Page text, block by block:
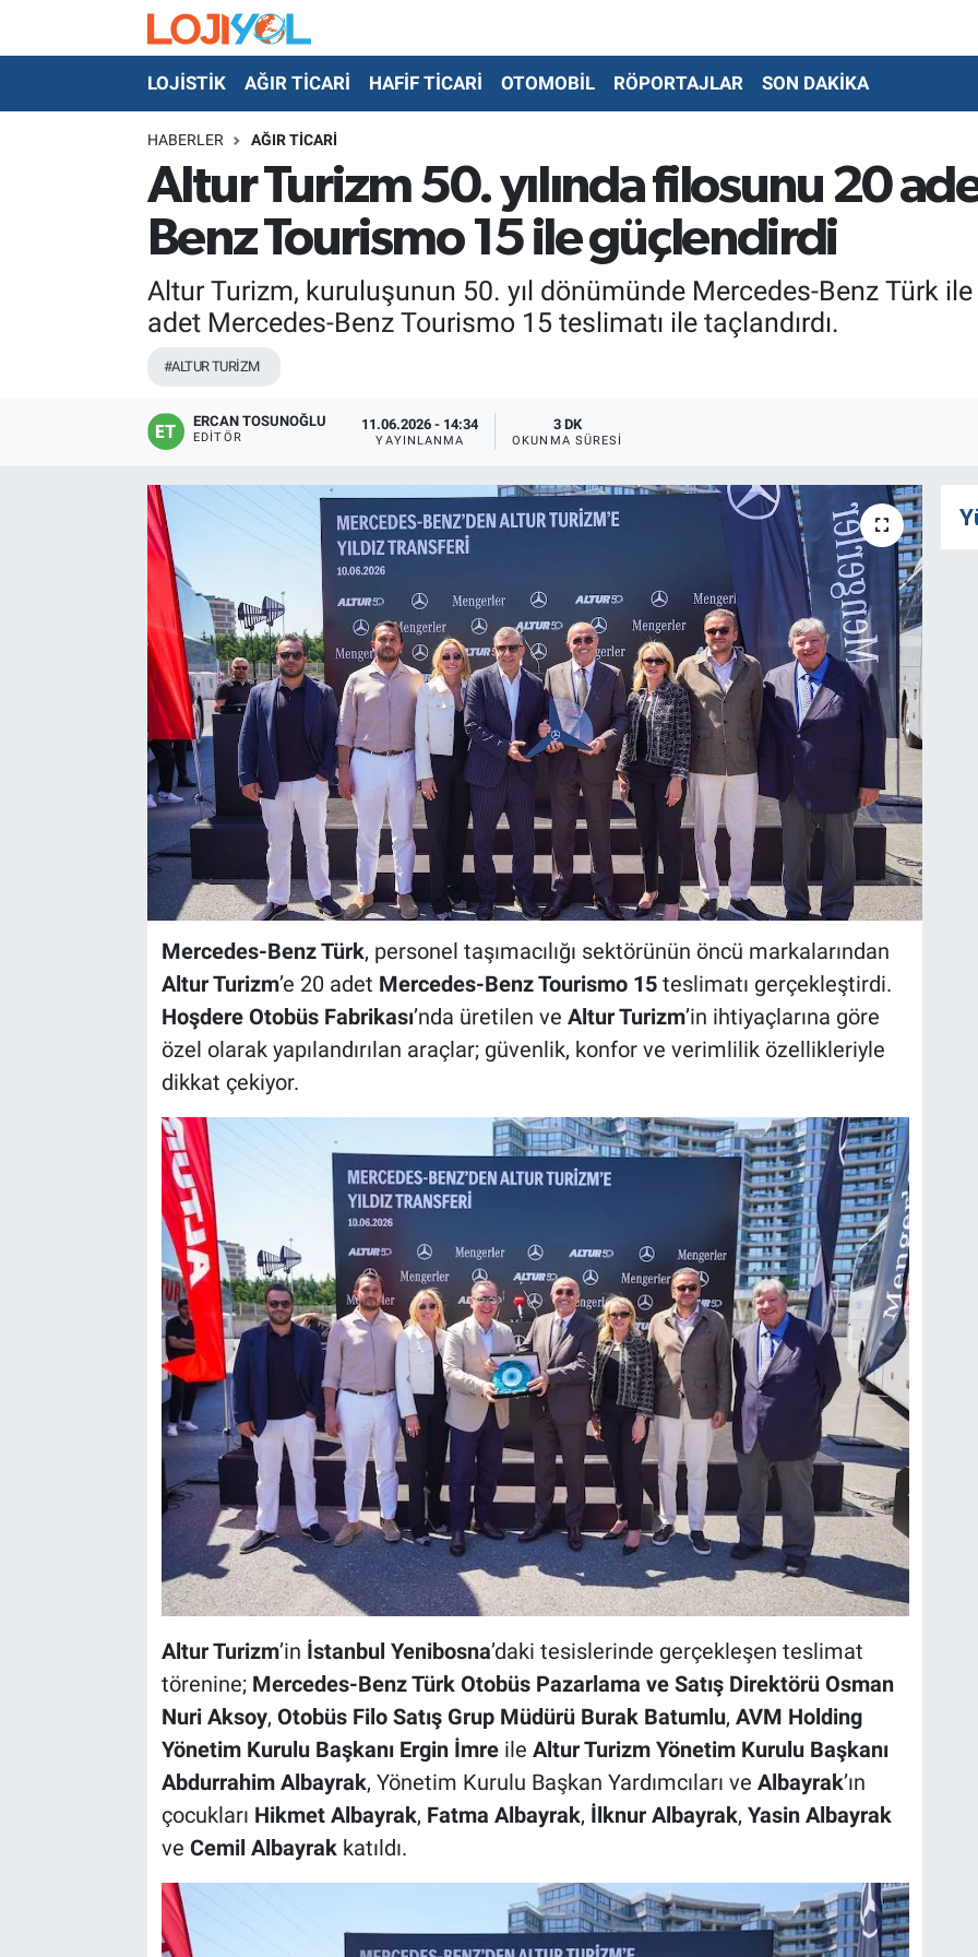
LOJİSTİK AĞIR TİCARİ HAFİF TİCARİ OTOMOBİL RÖPORTAJLAR SON DAKİKA
HABERLER AĞIR TİCARİ
Altur Turizm 50. yılında filosunu 20
Benz Tourismo 15 ile güçlendirdi
Altur Turizm, kuruluşunun 50. yıl dönümünde Mercedes-Benz Türk ile
adet Mercedes-Benz Tourismo 15 teslimatı ile taçlandırdı.
#ALTUR TURİZM
ERCAN TOSUNOĞLU
EDITÖR
11.06.2026 - 14:34
YAYINLANMA
3 DK
OKUNMA SÜRESI
Mercedes-Benz Türk, personel taşımacılığı sektörünün öncü markalarından
Altur Turizm’e 20 adet Mercedes-Benz Tourismo 15teslimatı gerçekleştirdi.
Hoşdere Otobüs Fabrikası’nda üretilen ve Altur Turizm’in ihtiyaçlarına göre
özel olarak yapılandırılan araçlar; güvenlik, konfor ve verimlilik özellikleriyle
dikkat çekiyor.
Altur Turizm’in İstanbul Yenibosna’daki tesislerinde gerçekleşen teslimat
törenine; Mercedes-Benz Türk Otobüs Pazarlama ve Satış Direktörü Osman
Nuri Aksoy, Otobüs Filo Satış Grup Müdürü Burak Batumlu, AVM Holding
Yönetim Kurulu Başkanı Ergin İmreile Altur Turizm Yönetim Kurulu Başkanı
Abdurrahim Albayrak, Yönetim Kurulu Başkan Yardımcıları ve Albayrak’ın
çocukları Hikmet Albayrak, Fatma Albayrak, İlknur Albayrak, Yasin Albayrak
ve Cemil Albayrakkatıldı.
OTO-TEST